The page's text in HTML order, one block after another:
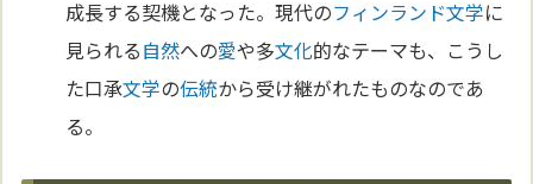
成長する契機となった。現代のフィンランド文学に
見られる自然への愛や多文化的なテーマも、こうし
た口承文学の伝統から受け継がれたものなのであ
る。